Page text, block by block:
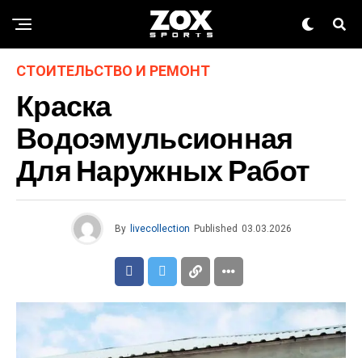
СТОИТЕЛЬСТВО И РЕМОНТ
Краска
Водоэмульсионная
Для Наружных Работ
By livecollection Published 03.03.2026